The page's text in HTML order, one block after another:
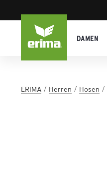
DAMEN
ERIMA Herren Hosen